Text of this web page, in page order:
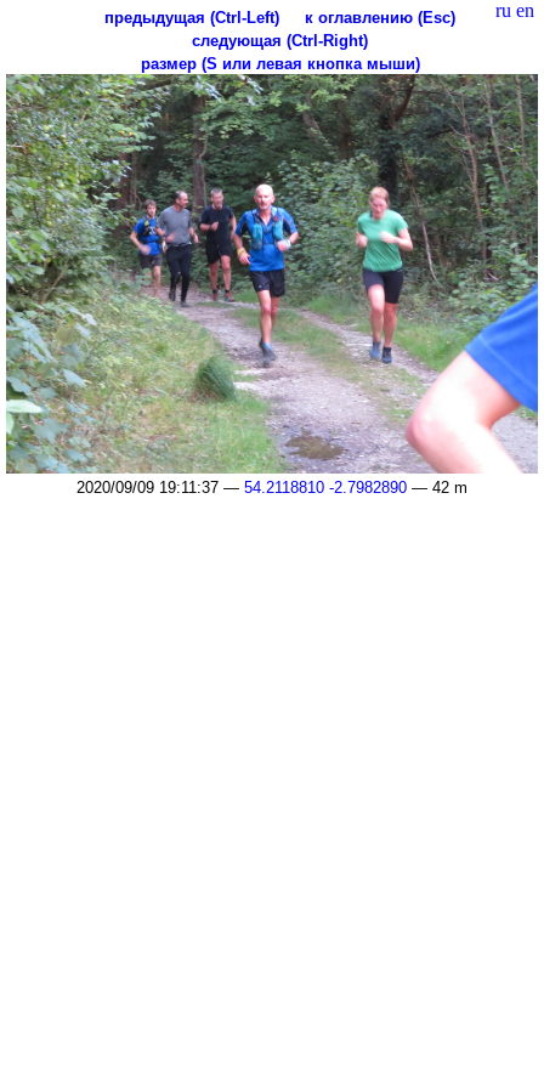
ru en
предыдущая (Ctrl-Left)
к оглавлению (Esc)
следующая (Ctrl-Right)
размер (S или левая кнопка мыши)
2020/09/09 19:11:37 — 54.2118810 -2.7982890 — 42 m